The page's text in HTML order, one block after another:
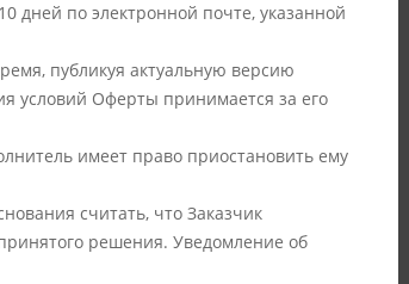
дней по электронной почте, указанной
публикуя актуальную версию
условий Оферты принимается за его
имеет право приостановить ему
считать, что Заказчик
решения. Уведомление об